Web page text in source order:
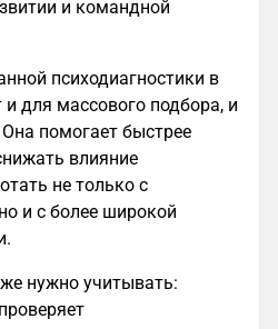
и командной
психодиагностики в
для массового подбора, и
помогает быстрее
влияние
не только с
и с более широкой
нужно учитывать: